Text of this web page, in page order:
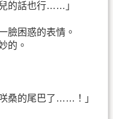
的話也行……」
臉困惑的表情。
的。
桑的尾巴了……！」